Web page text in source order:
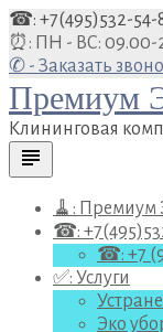
Перейти
к
содержанию
☎: +7(495)532-54-
⏰: ПН - ВС: 09.00-
✆ - Заказать
Премиум
Клининговая
subject
🧹: Премиум
☎:
☎: +7
✅: Услуги
Эко